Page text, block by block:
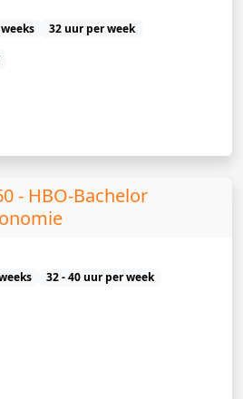
32 uur per week
- HBO-Bachelor
32 - 40 uur per week